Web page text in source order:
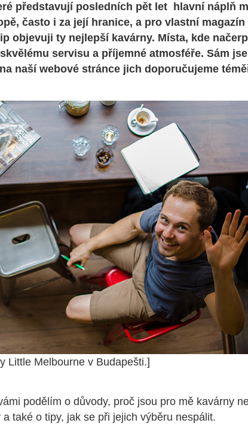
představují posledních pět let hlavní náplň
často i za její hranice, a pro vlastní
objevuji ty nejlepší kavárny. Místa, kde
servisu a příjemné atmosféře. Sám
naší webové stránce jich doporučujeme
Little Melbourne v Budapešti.]
podělím o důvody, proč jsou pro mě kavárny
také o tipy, jak se při jejich výběru nespálit.